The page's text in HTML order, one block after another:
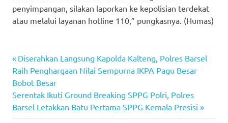
penyimpangan, silakan laporkan ke kepolisian terdekat
atau melalui layanan hotline 110,” pungkasnya. (Humas)
Post
navigation
Previous
Post:
Diserahkan Langsung Kapolda Kalteng, Polres Barsel
Raih Penghargaan Nilai Sempurna IKPA Pagu Besar
Bobot Besar
Next
Post:
Serentak Ikuti Ground Breaking SPPG Polri, Polres
Barsel Letakkan Batu Pertama SPPG Kemala Presisi